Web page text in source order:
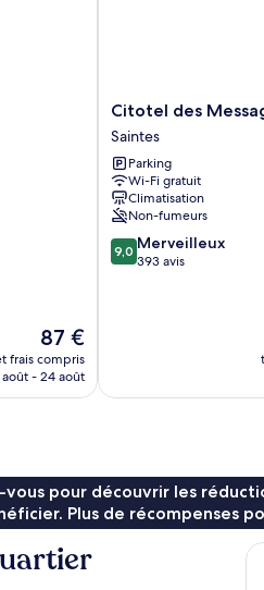
Le
nouveau
prix
87 €
frais compris
- 24 août
Citotel
des
Messageries
Saintes
Citotel des
Saintes
Parking
Wi-Fi gratuit
Climatisation
Non-fumeurs
9.0
sur
9,0 Merveilleux
393 avis
vous pour découvrir les
Plus de récompenses